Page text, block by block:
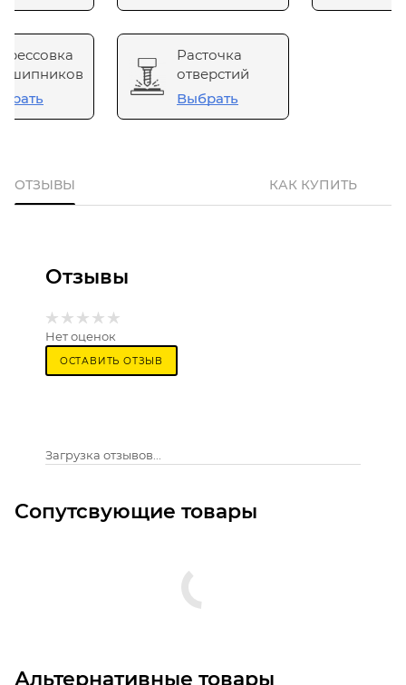
Расточка
отверстий
Выбрать
ОТЗЫВЫ КАК КУПИТЬ
Отзывы
Нет оценок
ОСТАВИТЬ ОТЗЫВ
Загрузка отзывов...
Сопутсвующие товары
Альтернативные товары